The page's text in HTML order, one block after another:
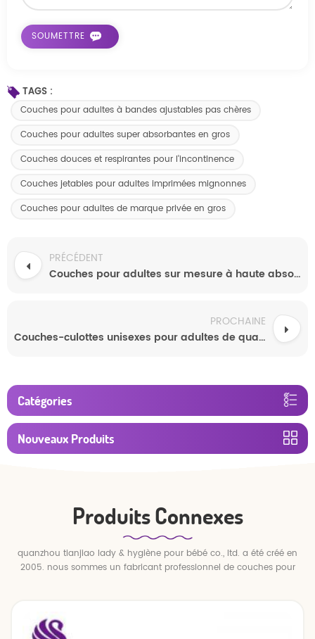
TAGS :
Couches pour adultes à bandes ajustables pas chères
Couches pour adultes super absorbantes en gros
Couches douces et respirantes pour l'incontinence
Couches jetables pour adultes imprimées mignonnes
Couches pour adultes de marque privée en gros
PRÉCÉDENT
Couches pour adultes sur mesure à haute absorption - Échantillons gratuits
PROCHAINE
Couches-culottes unisexes pour adultes de qualité supérieure en gros
Catégories
Nouveaux Produits
Produits Connexes
quanzhou tianjiao lady & hygiène pour bébé co., ltd. a été créé en
2005. nous sommes un fabricant professionnel de couches pour